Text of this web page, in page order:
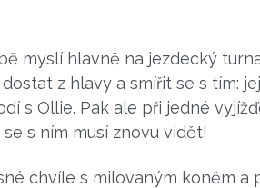
myslí hlavně na jezdecký
z hlavy a smířit se s tím:
s Ollie. Pak ale při jedné
s ním musí znovu vidět!
chvíle s milovaným koněm